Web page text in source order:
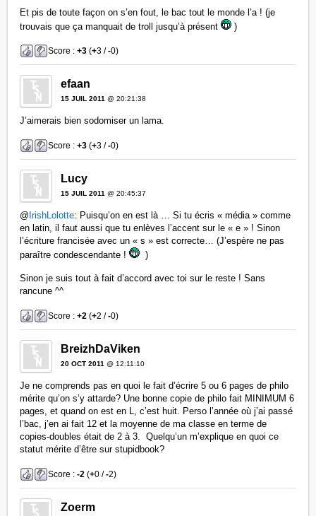
Et pis de toute façon on s’en fout, le bac tout le monde l’a ! (je
trouvais que ça manquait de troll jusqu’à présent
)
Score :+3 (+3 /-0)
efaan
15 JUIL 2011 @ 20:21:38
J’aimerais bien sodomiser un lama.
Score :+3 (+3 /-0)
Lucy
15 JUIL 2011 @ 20:45:37
@ IrishLolotte: Puisqu’on en est là … Si tu écris « média » comme
en latin, il faut aussi que tu enlèves l’accent sur le « e » ! Sinon
l’écriture francisée avec un « s » est correcte… (J’espère ne pas
paraître condescendante !
)
Sinon je suis tout à fait d’accord avec toi sur le reste ! Sans
rancune ^^
Score :+2 (+2 /-0)
BreizhDaViken
20 OCT 2011 @ 12:11:10
Je ne comprends pas en quoi le fait d’écrire 5 ou 6 pages de philo
mérite qu’on s’y attarde? Une bonne copie de philo fait MINIMUM 6
pages, et quand on est en L, c’est huit. Perso l’année où j’ai passé
l’bac, j’en ai fait 12 et la moyenne de ma classe en terme de
copies-doubles était de 2 à 3. Quelqu’un m’explique en quoi ce
statut mérite d’être sur stupidbook?
Score :-2 (+0 /-2)
Zoerm